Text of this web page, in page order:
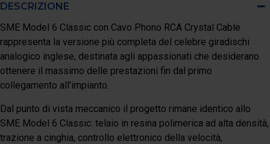
DESCRIZIONE
SME Model 6 Classic con Cavo Phono RCA Crystal Cable
rappresenta la versione più completa del celebre giradischi
analogico inglese, destinata agli appassionati che desiderano
ottenere il massimo delle prestazioni fin dal primo
collegamento all'impianto.
Dal punto di vista meccanico il progetto rimane identico allo
SME Model 6 Classic: telaio in resina polimerica ad alta densità,
trazione a cinghia, controllo elettronico della velocità,